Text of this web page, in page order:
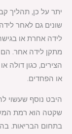
יתר על כן, תהליך
שונים גם לאחר
לידה אחרת או
מתקן לידה אחר.
הצירים, כגון דולה
או הפחדים.
היבט נוסף שעשוי
שקטה הוא רמת
בתחום הבריאות.